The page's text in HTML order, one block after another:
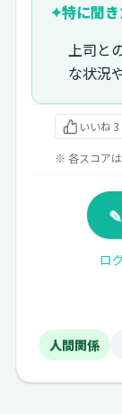
✦特に聞
上司と
な状況
いいね 3
※ 各スコアは
✎
ロ
人間関係